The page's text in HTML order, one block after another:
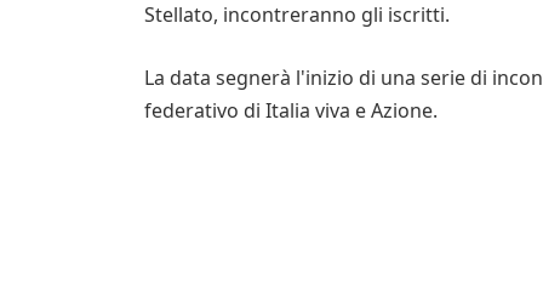
Stellato, incontreranno gli iscritti.
La data segnerà l'inizio di una serie di
federativo di Italia viva e Azione.